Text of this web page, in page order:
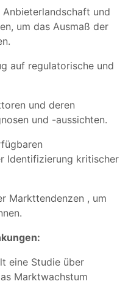
und
um das Ausmaß der
auf regulatorische und
und deren
und -aussichten.
Identifizierung kritischer
Markttendenzen , um
eine Studie über
Marktwachstum